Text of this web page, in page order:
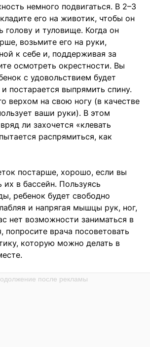
немного подвигаться. В 2–3
его на животик, чтобы он
голову и туловище. Когда он
возьмите его на руки,
к себе и, поддерживая за
осмотреть окрестности. Вы
с удовольствием будет
постарается выпрямить спину.
верхом на свою ногу (в качестве
ваши руки). В этом
ли захочется «клевать
распрямиться, как
постарше, хорошо, если вы
в бассейн. Пользуясь
ребенок будет свободно
и напрягая мышцы рук, ног,
нет возможности заниматься в
попросите врача посоветовать
которую можно делать в